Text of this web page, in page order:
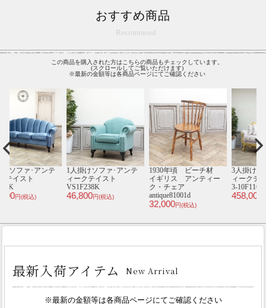
おすすめ商品
Recommend
この商品を購入された方はこちらの商品もチェックしています。
(スクロールしてご覧いただけます)
※最新の金額等は各商品ページにてご確認ください
3人掛けソファ･アンテ
ィークテイスト 1011-
3-10F116B
458,000
1930年頃 オーク材
オランダ アンティー
ク・ダイニングテーブ
ル antique65344a
カウチソファ･アンティ
ークテイスト
VKF281K
79,800